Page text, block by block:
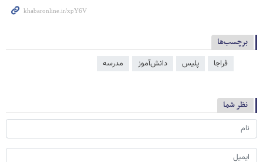
برچسب‌ها
فراجا پلیس دانش‌آموز مدرسه
نظر شما